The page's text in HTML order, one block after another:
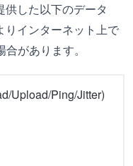
した以下のデータ
りインターネット上で
があります。
Upload/Ping/Jitter)